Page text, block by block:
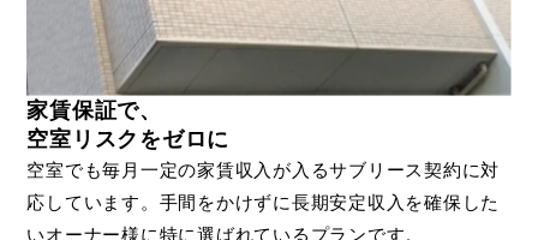
家賃保証で、
空室リスクをゼロに
空室でも毎月一定の家賃収入が入るサブリース契約に対
応しています。手間をかけずに長期安定収入を確保した
いオーナー様に特に選ばれているプランです。